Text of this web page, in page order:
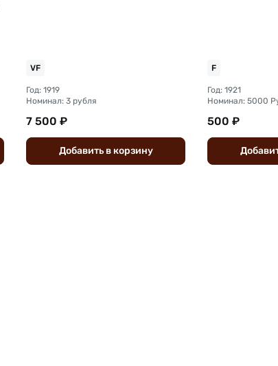
VF
Год: 1919
Номинал: 3 рубля
7 500 ₽
Добавить вкорзину
F
Год: 1921
Номинал: 5000
500 ₽